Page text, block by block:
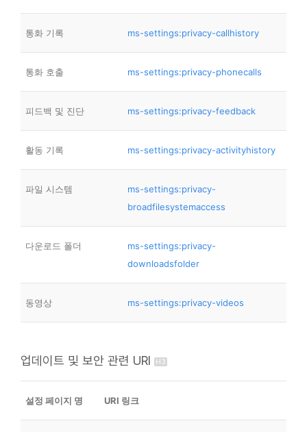
통화 기록 ms-settings:privacy-callhistory
통화 호출 ms-settings:privacy-phonecalls
피드백 및 진단 ms-settings:privacy-feedback
활동 기록 ms-settings:privacy-activityhistory
파일 시스템
ms-settings:privacy-
broadfilesystemaccess
다운로드 폴더
ms-settings:privacy-
downloadsfolder
동영상 ms-settings:privacy-videos
업데이트 및 보안 관련 URI
설정 페이지 명 URI 링크